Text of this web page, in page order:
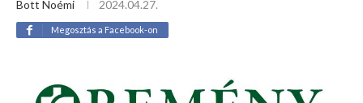
Bott Noémi 2024.04.27.
Megosztás a Facebook-on